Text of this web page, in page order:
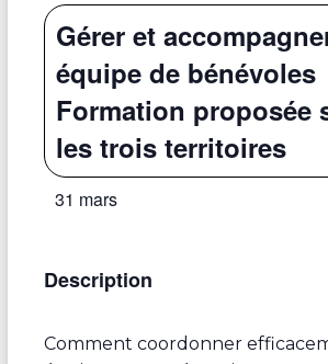
Gérer et
équipe de bénévoles
Formation proposée
les trois territoires
31 mars
Description
Comment coordonner